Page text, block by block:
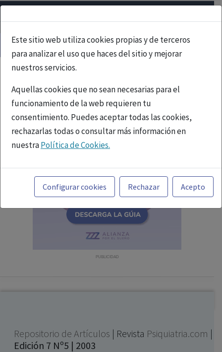
Este sitio web utiliza cookies propias y de terceros
para analizar el uso que haces del sitio y mejorar
nuestros servicios.
Aquellas cookies que no sean necesarias para el
funcionamiento de la web requieren tu
consentimiento. Puedes aceptar todas las cookies,
rechazarlas todas o consultar más información en
nuestraPolítica de Cookies.
Toda la información incluida en la Página Web está
referida a productos del mercado español y, por
tanto, dirigida a profesionales sanitarios legalmente
facultados para prescribir o dispensar medicamentos
con ejercicio profesional. La información técnica de los
fármacos se facilita a título meramente informativo,
Configurar cookies Rechazar Acepto
PUBLICIDAD
Repositorio de Artículos | Revista Psiquiatria.com |
Edición 7 Nº5 | 2003